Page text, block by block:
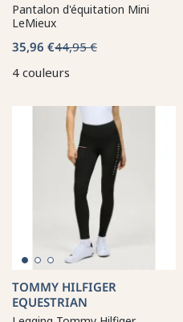
Pantalon d'équitation Mini
LeMieux
35,96 €44,95 €
4 couleurs
TOMMY HILFIGER
EQUESTRIAN